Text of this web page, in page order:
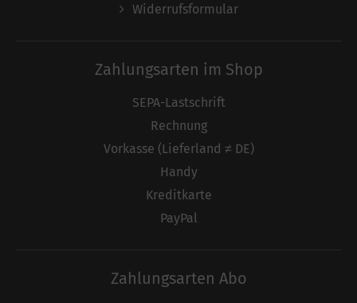
Widerrufsformular
Zahlungsarten im Shop
SEPA-Lastschrift
Rechnung
Vorkasse (Lieferland ≠ DE)
Handy
Kreditkarte
PayPal
Zahlungsarten Abo